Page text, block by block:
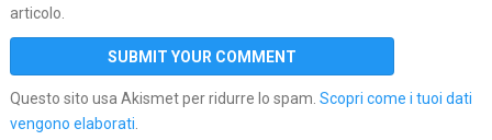
articolo.
Questo sito usa Akismet per ridurre lo spam. Scopri come i tuoi dati
vengono elaborati